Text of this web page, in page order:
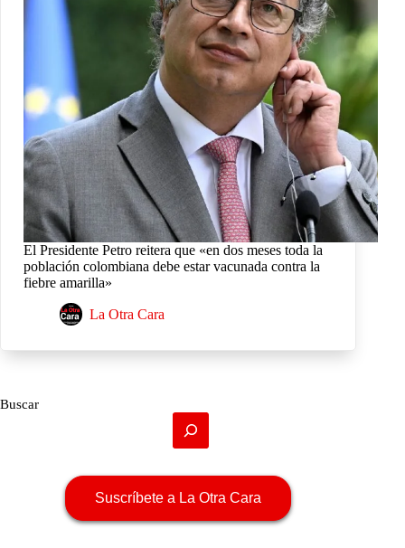
El Presidente Petro reitera que «en dos meses toda la
población colombiana debe estar vacunada contra la
fiebre amarilla»
La Otra Cara
Buscar
Suscríbete a La Otra Cara